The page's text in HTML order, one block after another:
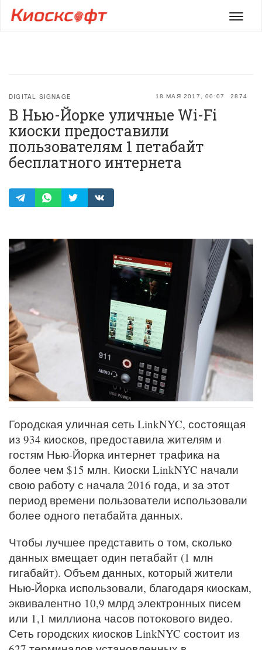
Меню
18 МАЯ 2017, 00:07 2874
DIGITAL SIGNAGE
В Нью-Йорке уличные Wi-Fi
киоски предоставили
пользователям 1 петабайт
бесплатного интернета
Городская уличная сеть LinkNYC, состоящая
из 934 киосков, предоставила жителям и
гостям Нью-Йорка интернет трафика на
более чем $15 млн. Киоски LinkNYC начали
свою работу с начала 2016 года, и за этот
период времени пользователи использовали
более одного петабайта данных.
Чтобы лучшее представить о том, сколько
данных вмещает один петабайт (1 млн
гигабайт). Объем данных, который жители
Нью-Йорка использовали, благодаря киоскам,
эквивалентно 10,9 млрд электронных писем
или 1,1 миллиона часов потокового видео.
Сеть городских киосков LinkNYC состоит из